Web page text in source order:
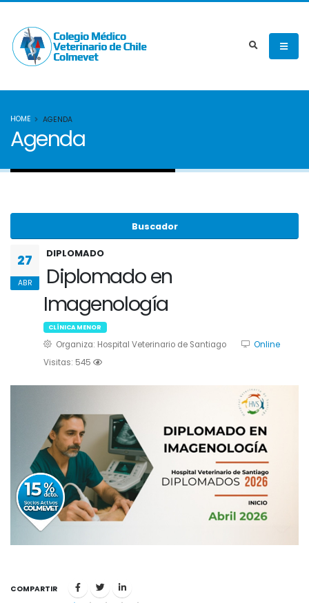
HOME AGENDA
Agenda
Buscador
27
ABR
DIPLOMADO
Diplomado en
Imagenología
CLÍNICA MENOR
Organiza: Hospital Veterinario de Santiago
Online
Visitas: 545
COMPARTIR